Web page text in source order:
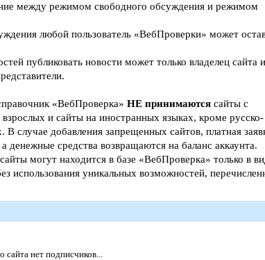
между режимом свободного обсуждения и режимом
любой пользователь «ВебПроверки» может
публиковать новости может только владелец сайта и
«ВебПроверка» НЕ принимаются сайты с
взрослых и сайты на иностранных языках, кроме
В случае добавления запрещенных сайтов, платная
денежные средства возвращаются на баланс аккаунта.
могут находится в базе «ВебПроверка» только в
использования уникальных возможностей,
сайта нет подписчиков...